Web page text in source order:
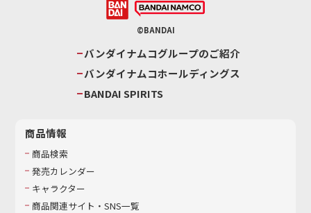
©BANDAI
バンダイナムコグループのご紹介
バンダイナムコホールディングス
BANDAI SPIRITS
商品情報
商品検索
発売カレンダー
キャラクター
商品関連サイト・SNS一覧